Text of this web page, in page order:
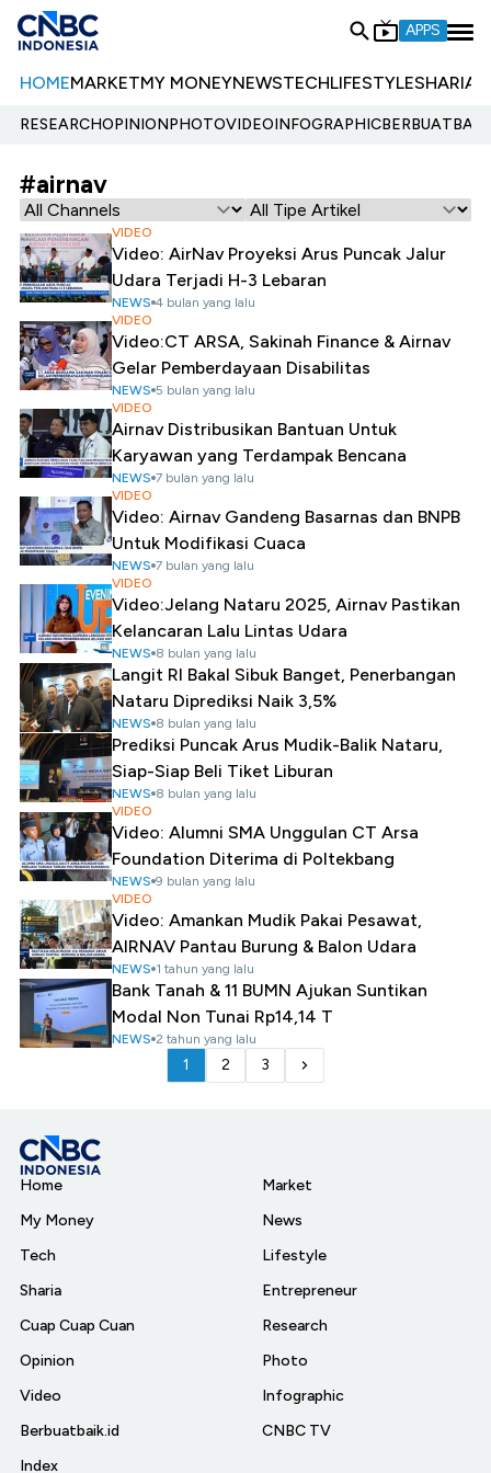
APPS
HOMEMARKETMY MONEYNEWSTECHLIFESTYLESHARIA
RESEARCHOPINIONPHOTOVIDEOINFOGRAPHIC
#airnav
VIDEO
Video: AirNav Proyeksi Arus Puncak Jalur
Udara Terjadi H-3 Lebaran
NEWS 4 bulan yang lalu
VIDEO
Video:CT ARSA, Sakinah Finance & Airnav
Gelar Pemberdayaan Disabilitas
NEWS 5 bulan yang lalu
VIDEO
Airnav Distribusikan Bantuan Untuk
Karyawan yang Terdampak Bencana
NEWS 7 bulan yang lalu
VIDEO
Video: Airnav Gandeng Basarnas dan BNPB
Untuk Modifikasi Cuaca
NEWS 7 bulan yang lalu
VIDEO
Video:Jelang Nataru 2025, Airnav Pastikan
Kelancaran Lalu Lintas Udara
NEWS 8 bulan yang lalu
Langit RI Bakal Sibuk Banget, Penerbangan
Nataru Diprediksi Naik 3,5%
NEWS 8 bulan yang lalu
Prediksi Puncak Arus Mudik-Balik Nataru,
Siap-Siap Beli Tiket Liburan
NEWS 8 bulan yang lalu
VIDEO
Video: Alumni SMA Unggulan CT Arsa
Foundation Diterima di Poltekbang
NEWS 9 bulan yang lalu
VIDEO
Video: Amankan Mudik Pakai Pesawat,
AIRNAV Pantau Burung & Balon Udara
NEWS 1 tahun yang lalu
Bank Tanah & 11 BUMN Ajukan Suntikan
Modal Non Tunai Rp14,14 T
NEWS 2 tahun yang lalu
1 2 3
Home
My Money
Tech
Sharia
Cuap Cuap Cuan
Opinion
Video
Berbuatbaik.id
Index
Market
News
Lifestyle
Entrepreneur
Research
Photo
Infographic
CNBC TV